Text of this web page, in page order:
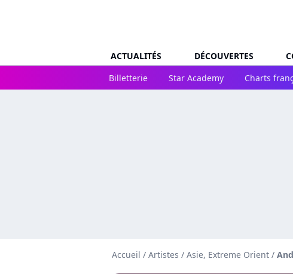
ACTUALITÉS DÉCOUVERTES
Billetterie
Star Academy Charts
Accueil / Artistes / Asie, Extreme Orient /